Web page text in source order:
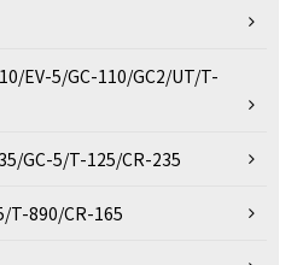
EV-5/GC-110/GC2/UT/T-
GC-5/T-125/CR-235
T-890/CR-165